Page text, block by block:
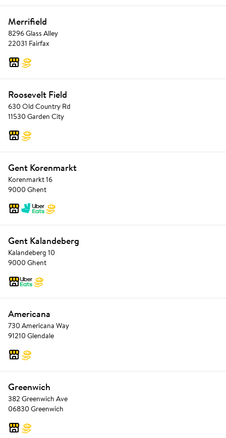
Merrifield
8296 Glass Alley
22031 Fairfax
Roosevelt Field
630 Old Country Rd
11530 Garden City
Gent Korenmarkt
Korenmarkt 16
9000 Ghent
Gent Kalandeberg
Kalandeberg 10
9000 Ghent
Americana
730 Americana Way
91210 Glendale
Greenwich
382 Greenwich Ave
06830 Greenwich